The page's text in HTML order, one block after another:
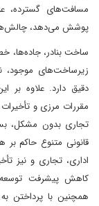
مسافت‌های گسترده،
پوشش می‌دهد،
ساخت بنادر، جاده‌ها،
زیرساخت‌های موجود،
دقیق دارد. علاوه بر
مقررات مرزی و
تجاری بدون مشکل،
قانونی متنوع حاکم
اداری، تجاری و نیز
کاهش پیشرفت توسعه
همچنین با پرداختن